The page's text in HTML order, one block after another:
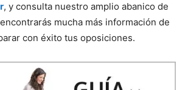
, y consulta nuestro amplio abanico de
mucha más información de
con éxito tus oposiciones.